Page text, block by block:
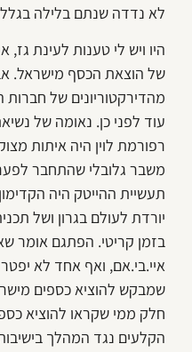
לא נדדה שנתם בלילה בגלל
היו ויש לי טענות לעינת
של הוצאת הכסף מישראל.
מהדירקטוריונים של
עוד לפני כן. נאומה של
רפורמת לוין היה איתות
משבר גלובלי שהתחבר
תעשיית ההייטק היה
יורדת לעולם בגרון ושל
בזמן קריטי. הפתגם אומר
איי.בי.אם, ואף אחד לא
שמבקש להוציא כספים
חלק ממי שקראו להוציא
הקלעים נגד המהלך